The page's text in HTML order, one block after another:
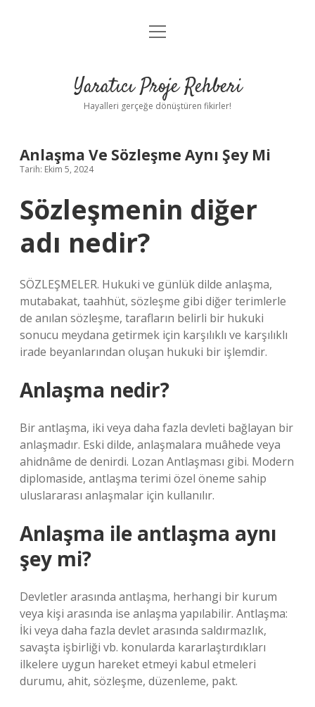
Anasayfa
Yasal Uyarı
menüyü
Yaratıcı Proje Rehberi
Hayalleri gerçeğe dönüştüren fikirler!
Anlaşma Ve Sözleşme Aynı Şey Mi
Tarih: Ekim 5, 2024
Sözleşmenin diğer
adı nedir?
SÖZLEŞMELER. Hukuki ve günlük dilde anlaşma,
mutabakat, taahhüt, sözleşme gibi diğer terimlerle
de anılan sözleşme, tarafların belirli bir hukuki
sonucu meydana getirmek için karşılıklı ve karşılıklı
irade beyanlarından oluşan hukuki bir işlemdir.
Anlaşma nedir?
Bir antlaşma, iki veya daha fazla devleti bağlayan bir
anlaşmadır. Eski dilde, anlaşmalara muâhede veya
ahidnâme de denirdi. Lozan Antlaşması gibi. Modern
diplomaside, antlaşma terimi özel öneme sahip
uluslararası anlaşmalar için kullanılır.
Anlaşma ile antlaşma aynı
şey mi?
Devletler arasında antlaşma, herhangi bir kurum
veya kişi arasında ise anlaşma yapılabilir. Antlaşma:
İki veya daha fazla devlet arasında saldırmazlık,
savaşta işbirliği vb. konularda kararlaştırdıkları
ilkelere uygun hareket etmeyi kabul etmeleri
durumu, ahit, sözleşme, düzenleme, pakt.